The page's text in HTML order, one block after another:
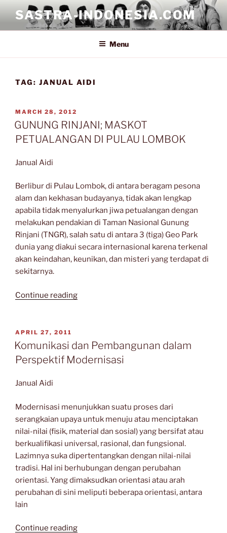
content
SASTRA-INDONESIA.COM
Menu
TAG: JANUAL AIDI
POSTED
ON
MARCH 28, 2012
GUNUNG RINJANI; MASKOT
PETUALANGAN DI PULAU LOMBOK
Janual Aidi
Berlibur di Pulau Lombok, di antara beragam pesona
alam dan kekhasan budayanya, tidak akan lengkap
apabila tidak menyalurkan jiwa petualangan dengan
melakukan pendakian di Taman Nasional Gunung
Rinjani (TNGR), salah satu di antara 3 (tiga) Geo Park
dunia yang diakui secara internasional karena terkenal
akan keindahan, keunikan, dan misteri yang terdapat di
sekitarnya.
Continue reading“GUNUNG
DI
PULAU
POSTED
ON
APRIL 27, 2011
Komunikasi dan Pembangunan dalam
Perspektif Modernisasi
Janual Aidi
Modernisasi menunjukkan suatu proses dari
serangkaian upaya untuk menuju atau menciptakan
nilai-nilai (fisik, material dan sosial) yang bersifat atau
berkualifikasi universal, rasional, dan fungsional.
Lazimnya suka dipertentangkan dengan nilai-nilai
tradisi. Hal ini berhubungan dengan perubahan
orientasi. Yang dimaksudkan orientasi atau arah
perubahan di sini meliputi beberapa orientasi, antara
lain
Continue reading“Komunikasi